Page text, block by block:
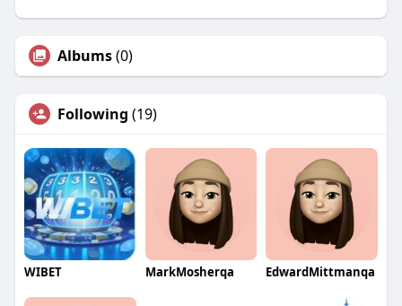
Albums(0)
Following (19)
WIBET MarkMosherqa EdwardMittmanqa